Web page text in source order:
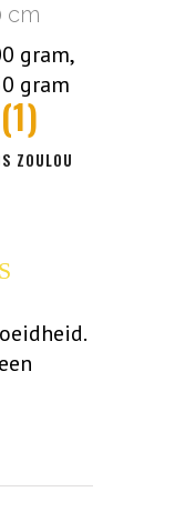
cm
gram,
gram
ZOULOU